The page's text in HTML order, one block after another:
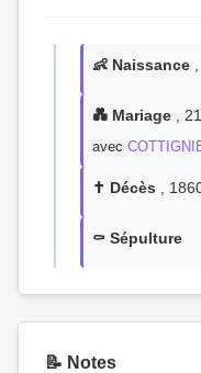
👶 Naissance
💑 Mariage ,
avec
✝️ Décès ,
⚰️ Sépulture
📝 Notes